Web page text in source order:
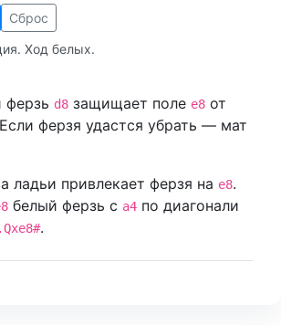
Сброс
Ход белых.
ферзь d8 защищает поле e8 от
ферзя удастся убрать — мат
ладьи привлекает ферзя на e8.
белый ферзь с a4 по диагонали
.